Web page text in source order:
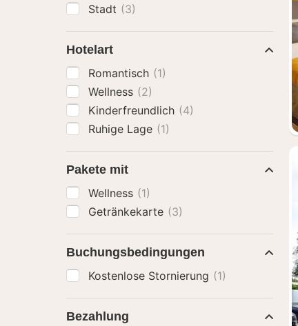
Stadt (3)
Hotelart
Romantisch (1)
Wellness (2)
Kinderfreundlich (4)
Ruhige Lage (1)
Pakete mit
Wellness (1)
Getränkekarte (3)
Buchungsbedingungen
Kostenlose Stornierung (1)
Bezahlung